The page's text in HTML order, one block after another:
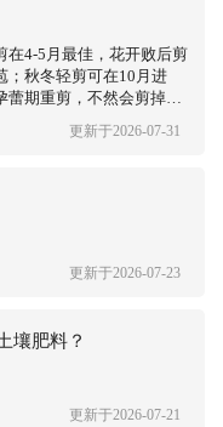
在4-5月最佳，花开败后剪
；秋冬轻剪可在10月进
蕾期重剪，不然会剪掉花
更新于2026-07-31
更新于2026-07-23
壤肥料？
更新于2026-07-21